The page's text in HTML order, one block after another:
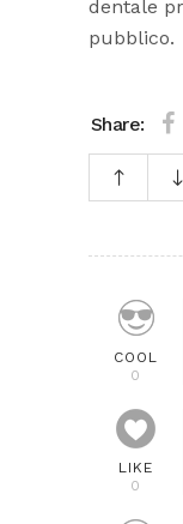
dentale
pubblico.
Share:
COOL
0
LIKE
0